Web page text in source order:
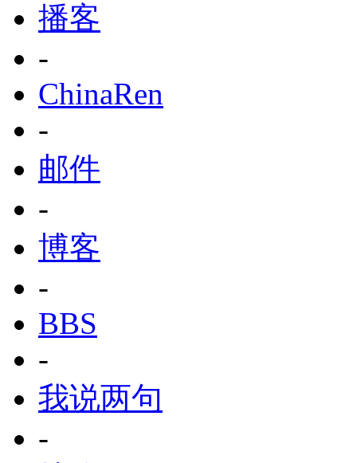
播客
-
ChinaRen
-
邮件
-
博客
-
BBS
-
我说两句
-